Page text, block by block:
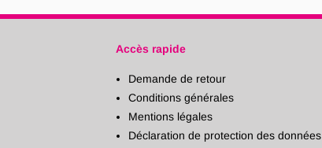
Accès rapide
Demande de retour
Conditions générales
Mentions légales
Déclaration de protection des données